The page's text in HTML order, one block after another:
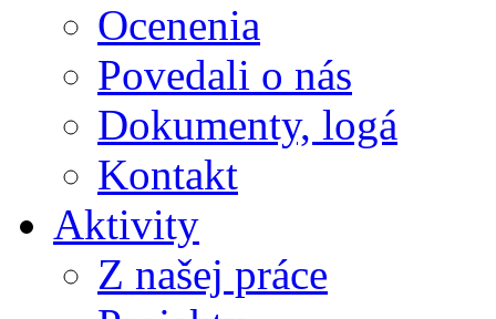
Ocenenia
Povedali o nás
Dokumenty, logá
Kontakt
Aktivity
Z našej práce